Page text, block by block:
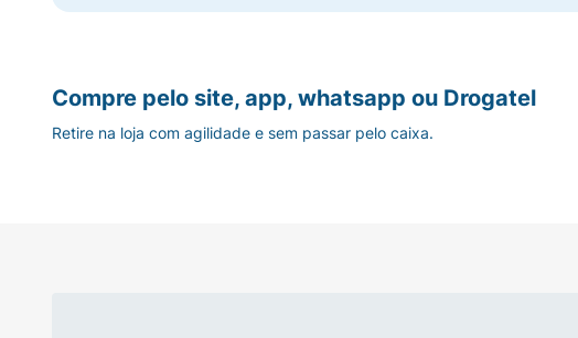
Compre pelo site, app, whatsapp ou Drogatel
Retire na loja com agilidade e sem passar pelo caixa.